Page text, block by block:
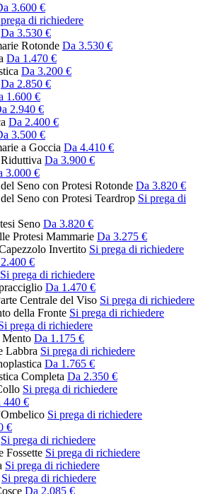
3.600 €
di richiedere
Da 3.530 €
Rotonde Da 3.530 €
Da 1.470 €
Da 3.200 €
Da 2.850 €
1.600 €
2.940 €
Da 2.400 €
3.500 €
a Goccia Da 4.410 €
Da 3.900 €
3.000 €
Seno con Protesi Rotonde Da 3.820 €
Seno con Protesi Teardrop Si prega di
Seno Da 3.820 €
Protesi Mammarie Da 3.275 €
Invertito Si prega di richiedere
€
Si prega di richiedere
Da 1.470 €
Centrale del Viso Si prega di richiedere
della Fronte Si prega di richiedere
prega di richiedere
Mento Da 1.175 €
Labbra Si prega di richiedere
Da 1.765 €
Completa Da 2.350 €
Si prega di richiedere
440 €
Si prega di richiedere
€
Si prega di richiedere
Fossette Si prega di richiedere
Si prega di richiedere
Si prega di richiedere
Da 2.085 €